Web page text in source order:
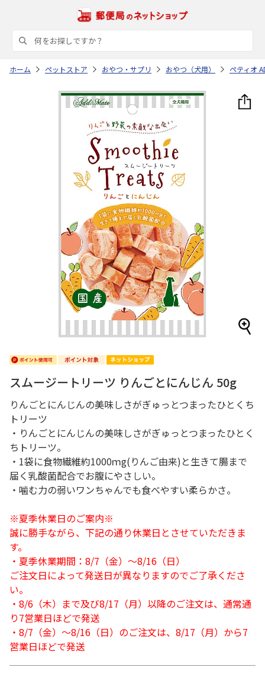
ホーム ペットストア おやつ・サプリ おやつ（犬用） ペティオ
スムージートリーツ りんごとにんじん 50g
りんごとにんじんの美味しさがぎゅっとつまったひとくち
トリーツ
・りんごとにんじんの美味しさがぎゅっとつまったひとく
ちトリーツ。
・1袋に食物繊維約1000ｍg(りんご由来)と生きて腸まで
届く乳酸菌配合でお腹にやさしい。
・噛む力の弱いワンちゃんでも食べやすい柔らかさ。
※夏季休業日のご案内※
誠に勝手ながら、下記の通り休業日とさせていただきま
す。
・夏季休業期間：8/7（金）～8/16（日）
ご注文日によって発送日が異なりますのでご了承くださ
い。
・8/6（木）まで及び8/17（月）以降のご注文は、通常通
り7営業日ほどで発送
・8/7（金）～8/16（日）のご注文は、8/17（月）から7
営業日ほどで発送